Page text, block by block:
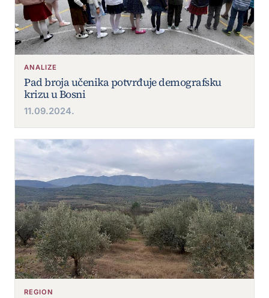
ANALIZE
Pad broja učenika potvrđuje demografsku
krizu u Bosni
11.09.2024.
REGION